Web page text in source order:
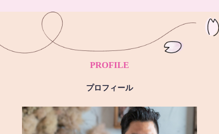
PROFILE
プロフィール